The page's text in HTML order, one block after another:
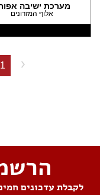
מערכת ישיבה
אלוף המזרונים
1
לקבלת עדכונים